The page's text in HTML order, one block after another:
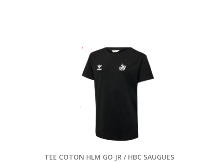
TEE COTON HLM GO JR / HBC SAUGUES